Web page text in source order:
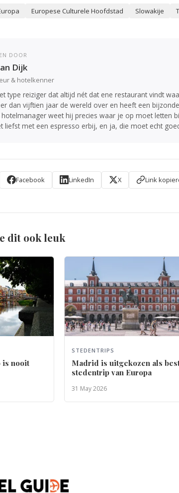
Europese Culturele Hoofdstad Slowakije
DOOR
Dijk
& hotelkenner
type reiziger dat altijd nét dat ene restaurant vindt
dan vijftien jaar de wereld over en heeft een
weet hij precies waar je op moet letten
liefst met een espresso erbij, en ja, die moet echt
Facebook LinkedIn X Link
dit ook leuk
is nooit
STEDENTRIPS
Madrid is uitgekozen als
stedentrip van Europa
31 May 2026